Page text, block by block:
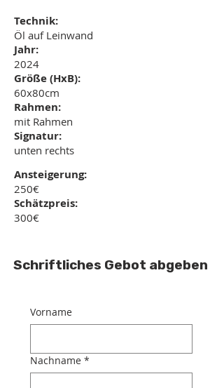
Technik:
Öl auf Leinwand
Jahr:
2024
Größe (HxB):
60x80cm
Rahmen:
mit Rahmen
Signatur:
unten rechts
Ansteigerung:
250€
Schätzpreis:
300€
Schriftliches Gebot abgeben
Vorname
Nachname *